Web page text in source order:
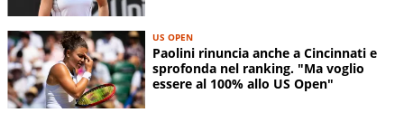
US OPEN
Paolini rinuncia anche a Cincinnati e
sprofonda nel ranking. "Ma voglio
essere al 100% allo US Open"